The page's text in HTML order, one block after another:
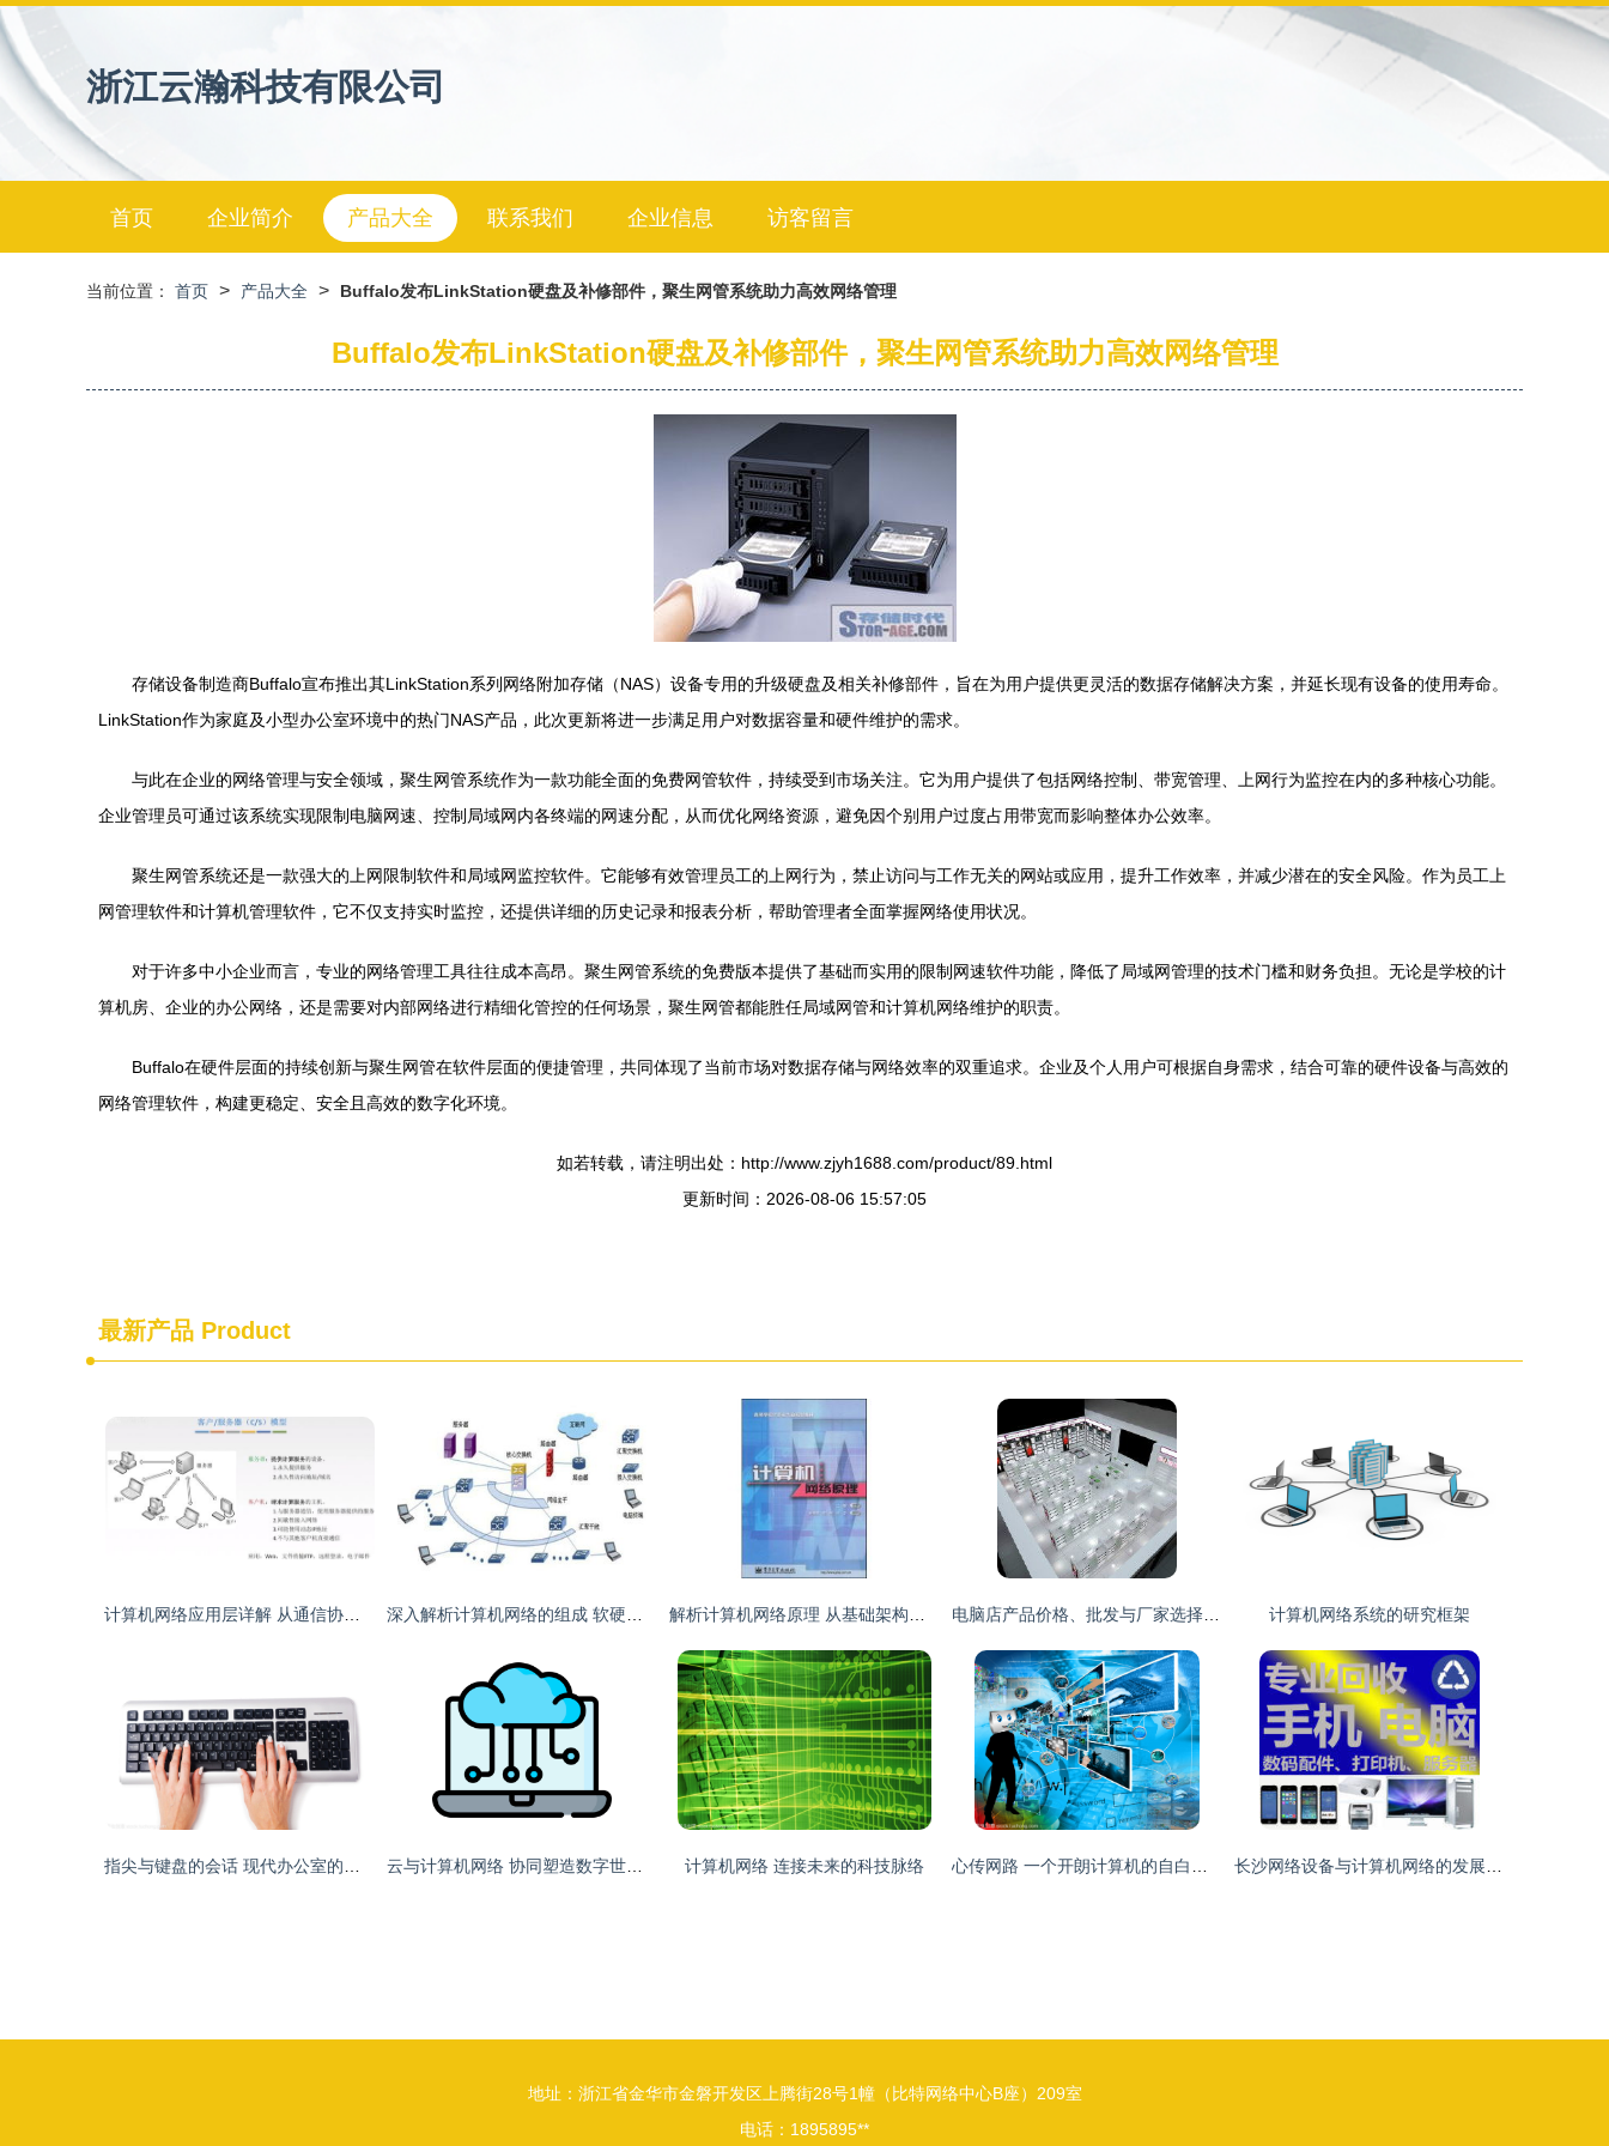
浙江云瀚科技有限公司
首页 企业简介 产品大全 联系我们 企业信息 访客留言
当前位置： 首页 > 产品大全 > Buffalo发布LinkStation硬盘及补修部件，聚生网管系统助力高效网络管理
Buffalo发布LinkStation硬盘及补修部件，聚生网管系统助力高效网络管理
存储设备制造商Buffalo宣布推出其LinkStation系列网络附加存储（NAS）设备专用的升级硬盘及相关补修部件，旨在为用户提供更灵活的数据存储解决方案，并延长现有设备的使用寿命。
LinkStation作为家庭及小型办公室环境中的热门NAS产品，此次更新将进一步满足用户对数据容量和硬件维护的需求。
与此在企业的网络管理与安全领域，聚生网管系统作为一款功能全面的免费网管软件，持续受到市场关注。它为用户提供了包括网络控制、带宽管理、上网行为监控在内的多种核心功能。
企业管理员可通过该系统实现限制电脑网速、控制局域网内各终端的网速分配，从而优化网络资源，避免因个别用户过度占用带宽而影响整体办公效率。
聚生网管系统还是一款强大的上网限制软件和局域网监控软件。它能够有效管理员工的上网行为，禁止访问与工作无关的网站或应用，提升工作效率，并减少潜在的安全风险。作为员工上
网管理软件和计算机管理软件，它不仅支持实时监控，还提供详细的历史记录和报表分析，帮助管理者全面掌握网络使用状况。
对于许多中小企业而言，专业的网络管理工具往往成本高昂。聚生网管系统的免费版本提供了基础而实用的限制网速软件功能，降低了局域网管理的技术门槛和财务负担。无论是学校的计
算机房、企业的办公网络，还是需要对内部网络进行精细化管控的任何场景，聚生网管都能胜任局域网管和计算机网络维护的职责。
Buffalo在硬件层面的持续创新与聚生网管在软件层面的便捷管理，共同体现了当前市场对数据存储与网络效率的双重追求。企业及个人用户可根据自身需求，结合可靠的硬件设备与高效的
网络管理软件，构建更稳定、安全且高效的数字化环境。
如若转载，请注明出处：http://www.zjyh1688.com/product/89.html
更新时间：2026-08-06 15:57:05
最新产品 Product
计算机网络系统的研究框架
计算机网络 连接未来的科技脉络
地址：浙江省金华市金磐开发区上腾街28号1幢（比特网络中心B座）209室
电话：1895895**